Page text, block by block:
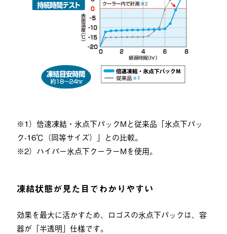
※1）倍速凍結・氷点下パックMと従来品「氷点下パッ
ク-16℃（同等サイズ）」との比較。
※2）ハイパー氷点下クーラーMを使用。
凍結状態が見た目でわかりやすい
効果を最大に活かすため、ロゴスの氷点下パックは、容
器が「半透明」仕様です。